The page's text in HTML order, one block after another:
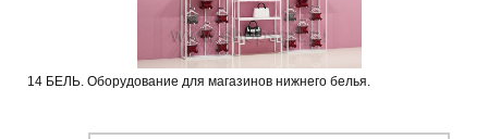
14 БЕЛЬ. Оборудование для магазинов нижнего белья.